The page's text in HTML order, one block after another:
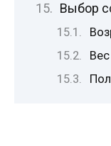
Выбор